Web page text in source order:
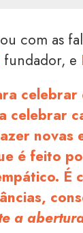
com as
fundador, e
celebrar
é feito
É
a